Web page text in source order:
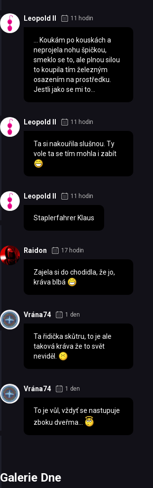
Leopold II 11 hodin
... Koukám po kouskách a
neprojela nohu špičkou,
smeklo se to, ale plnou silou
to koupila tím železným
osazením na prostředku.
Jestli jako se mi to...
Leopold II 11 hodin
Ta si nakouřila slušnou. Ty
vole ta se tím mohla i zabít
Leopold II 11 hodin
Staplerfahrer Klaus
Raidon 17 hodin
Zajela si do chodidla, že jo,
kráva blbá
Vrána74 1 den
Ta řidička skůtru, to je ale
taková kráva že to svět
neviděl.
Vrána74 1 den
To je vůl, vždyť se nastupuje
zboku dveřma...
Galerie Dne